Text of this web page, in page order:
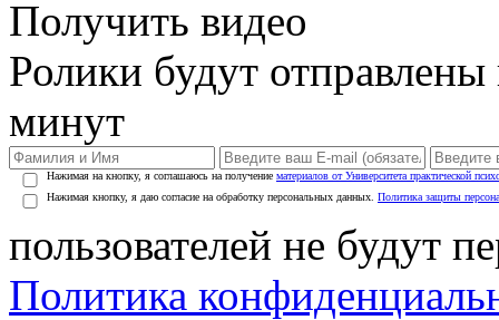
Получить видео
Ролики будут
минут
Нажимая на кнопку, я соглашаюсь на получение материалов от Университета практической
Нажимая кнопку, я даю согласие на обработку персональных данных. Политика защиты
пользователей не будут
Политика